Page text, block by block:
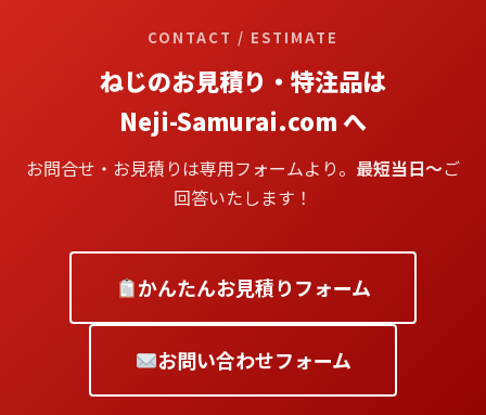
CONTACT / ESTIMATE
ねじのお見積り・特注品は
Neji-Samurai.com へ
お問合せ・お見積りは専用フォームより。 最短当日〜ご
回答いたします！
かんたんお見積りフォーム
お問い合わせフォーム